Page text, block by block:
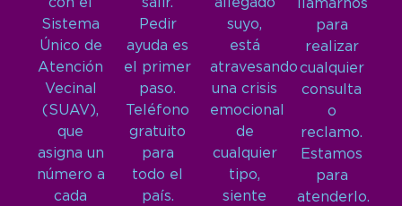
con el
Sistema
Único de
Atención
Vecinal
(SUAV),
que
asigna un
número a
cada
salir.
Pedir
ayuda es
el primer
paso.
Teléfono
gratuito
para
todo el
país.
allegado
suyo,
está
atravesando
una crisis
emocional
de
cualquier
tipo,
siente
llamarnos
para
realizar
cualquier
consulta
o
reclamo.
Estamos
para
atenderlo.